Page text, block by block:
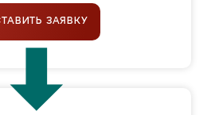
ЗАЯВКУ